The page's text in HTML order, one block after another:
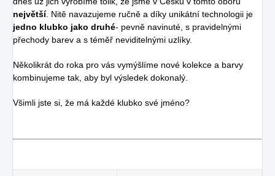
největší. Nitě navazujeme ručně a díky unikátní technologii je
jedno klubko jako druhé- pevně navinuté, s pravidelnými
přechody barev a s téměř neviditelnými uzlíky.
Několikrát do roka pro vás vymýšlíme nové kolekce a barvy
kombinujeme tak, aby byl výsledek dokonalý.
Všimli jste si, že má každé klubko své jméno?